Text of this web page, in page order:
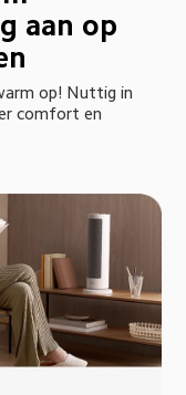
aan op
op! Nuttig in
comfort en